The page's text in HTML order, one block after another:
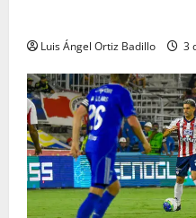
Luis Ángel Ortiz Badillo 3